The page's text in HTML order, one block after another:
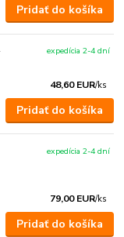
Pridať do košíka
48,60 EUR/ks
expedícia 2-4 dní
Pridať do košíka
79,00 EUR/ks
expedícia 2-4 dní
Pridať do košíka